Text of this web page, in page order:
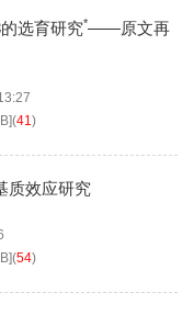
选育研究*——原文再
](41)
质效应研究
](54)